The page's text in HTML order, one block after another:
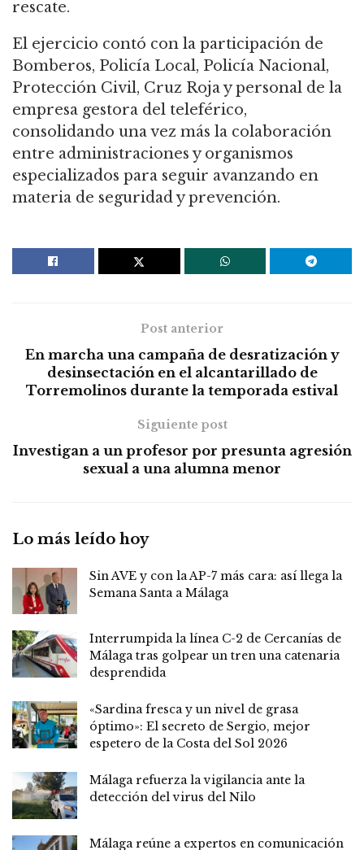
rescate.
El ejercicio contó con la participación de
Bomberos, Policía Local, Policía Nacional,
Protección Civil, Cruz Roja y personal de la
empresa gestora del teleférico,
consolidando una vez más la colaboración
entre administraciones y organismos
especializados para seguir avanzando en
materia de seguridad y prevención.
Post anterior
En marcha una campaña de desratización y
desinsectación en el alcantarillado de
Torremolinos durante la temporada estival
Siguiente post
Investigan a un profesor por presunta agresión
sexual a una alumna menor
Lo más leído hoy
Sin AVE y con la AP-7 más cara: así llega la
Semana Santa a Málaga
Interrumpida la línea C-2 de Cercanías de
Málaga tras golpear un tren una catenaria
desprendida
«Sardina fresca y un nivel de grasa
óptimo»: El secreto de Sergio, mejor
espetero de la Costa del Sol 2026
Málaga refuerza la vigilancia ante la
detección del virus del Nilo
Málaga reúne a expertos en comunicación